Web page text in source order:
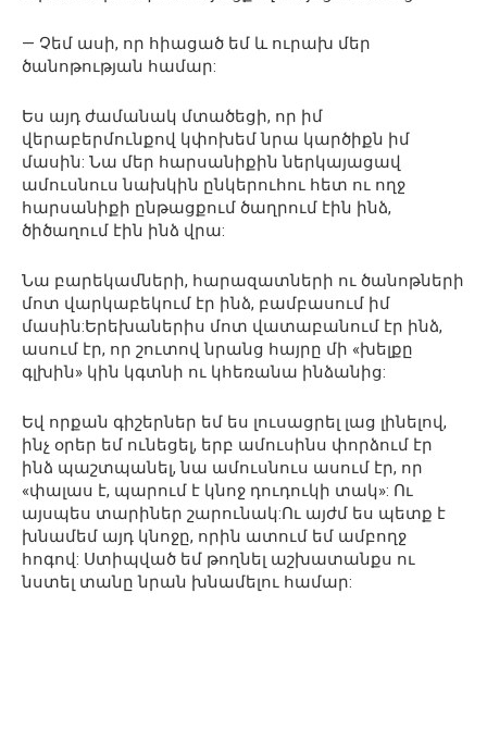
— Չեմ ասի, որ հիացած եմ և ուրախ մեր
ծանոթության համար:
Ես այդ ժամանակ մտածեցի, որ իմ
վերաբերմունքով կփոխեմ նրա կարծիքն իմ
մասին: Նա մեր հարսանիքին ներկայացավ
ամուսնուս նախկին ընկերուհու հետ ու ողջ
հարսանիքի ընթացքում ծաղրում էին ինձ,
ծիծաղում էին ինձ վրա:
Նա բարեկամների, հարազատների ու ծանոթների
մոտ վարկաբեկում էր ինձ, բամբասում իմ
մասին:Երեխաներիս մոտ վատաբանում էր ինձ,
ասում էր, որ շուտով նրանց հայրը մի «խելքը
գլխին» կին կգտնի ու կհեռանա ինձանից:
Եվ որքան գիշերներ եմ ես լուսացրել լաց լինելով,
ինչ օրեր եմ ունեցել, երբ ամուսինս փորձում էր
ինձ պաշտպանել, նա ամուսնուս ասում էր, որ
«փալաս է, պարում է կնոջ դուդուկի տակ»: Ու
այսպես տարիներ շարունակ:Ու այժմ ես պետք է
խնամեմ այդ կնոջը, որին ատում եմ ամբողջ
հոգով: Ստիպված եմ թողնել աշխատանքս ու
նստել տանը նրան խնամելու համար: